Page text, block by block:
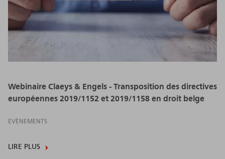
Webinaire Claeys & Engels - Transposition des directives
européennes 2019/1152 et 2019/1158 en droit belge
EVÈNEMENTS
LIRE PLUS